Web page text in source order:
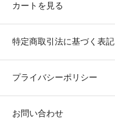
カートを見る
特定商取引法に基づく表記
プライバシーポリシー
お問い合わせ